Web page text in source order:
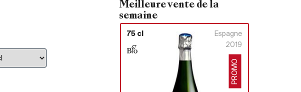
Meilleure vente de la
semaine
75 cl
Espagne
2019
PROMO